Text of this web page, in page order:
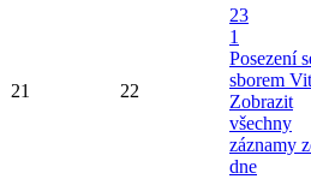
21 22
23
1
Posezení
sborem
Zobrazit
všechny
záznamy
dne